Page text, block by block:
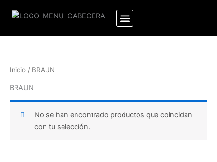
Inicio / BRAUN
BRAUN
No se han encontrado productos que coincidan
con tu selección.